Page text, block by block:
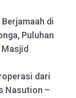
di
Puluhan
dari
Nasution –